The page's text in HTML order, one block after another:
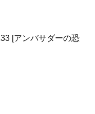
[アンバサダーの恐